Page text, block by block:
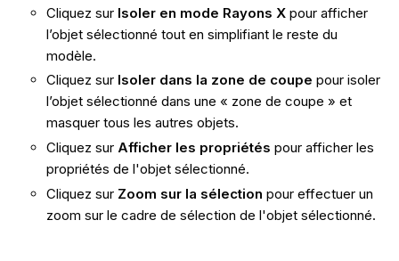
Cliquez sur Isoler en mode Rayons X pour afficher
l’objet sélectionné tout en simplifiant le reste du
modèle.
Cliquez sur Isoler dans la zone de coupepour isoler
l’objet sélectionné dans une « zone de coupe » et
masquer tous les autres objets.
Cliquez sur Afficher les propriétés pour afficher les
propriétés de l'objet sélectionné.
Cliquez sur Zoom sur la sélection pour effectuer un
zoom sur le cadre de sélection de l'objet sélectionné.